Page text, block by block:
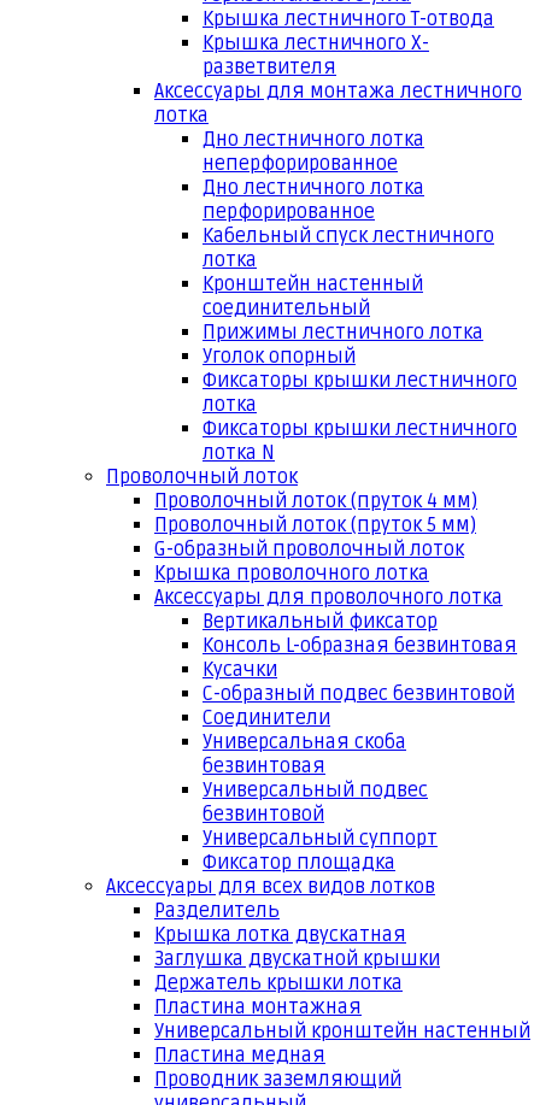
Крышка лестничного Т-отвода
Крышка лестничного Х-
разветвителя
Аксессуары для монтажа лестничного
лотка
Дно лестничного лотка
неперфорированное
Дно лестничного лотка
перфорированное
Кабельный спуск лестничного
лотка
Кронштейн настенный
соединительный
Прижимы лестничного лотка
Уголок опорный
Фиксаторы крышки лестничного
лотка
Фиксаторы крышки лестничного
лотка N
Проволочный лоток
Проволочный лоток (пруток 4 мм)
Проволочный лоток (пруток 5 мм)
G-образный проволочный лоток
Крышка проволочного лотка
Аксессуары для проволочного лотка
Вертикальный фиксатор
Консоль L-образная безвинтовая
Кусачки
С-образный подвес безвинтовой
Соединители
Универсальная скоба
безвинтовая
Универсальный подвес
безвинтовой
Универсальный суппорт
Фиксатор площадка
Аксессуары для всех видов лотков
Разделитель
Крышка лотка двускатная
Заглушка двускатной крышки
Держатель крышки лотка
Пластина монтажная
Универсальный кронштейн настенный
Пластина медная
Проводник заземляющий